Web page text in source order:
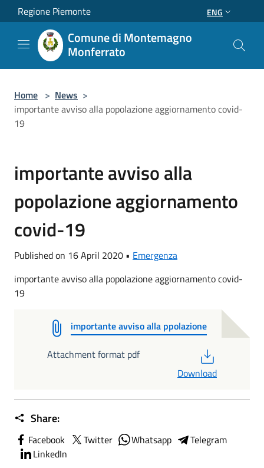
Salta al contenuto principale
Regione Piemonte ENG
Comune di Montemagno
Monferrato
Home > News >
importante avviso alla popolazione aggiornamento covid-
19
importante avviso alla
popolazione aggiornamento
covid-19
Published on 16 April 2020 • Emergenza
importante avviso alla popolazione aggiornamento covid-
19
importante avviso alla ppolazione
Attachment format pdf
Download
Share:
Facebook Twitter Whatsapp
Telegram
LinkedIn